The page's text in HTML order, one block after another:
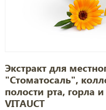
Экстракт для
"Стоматосаль",
полости рта, горла
VITAUCT